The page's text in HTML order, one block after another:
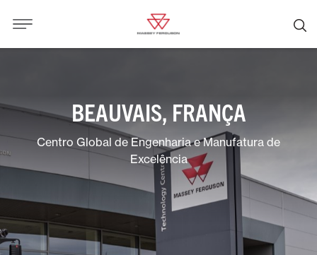
BEAUVAIS, FRANÇA
Centro Global de Engenharia e Manufatura de
Excelência